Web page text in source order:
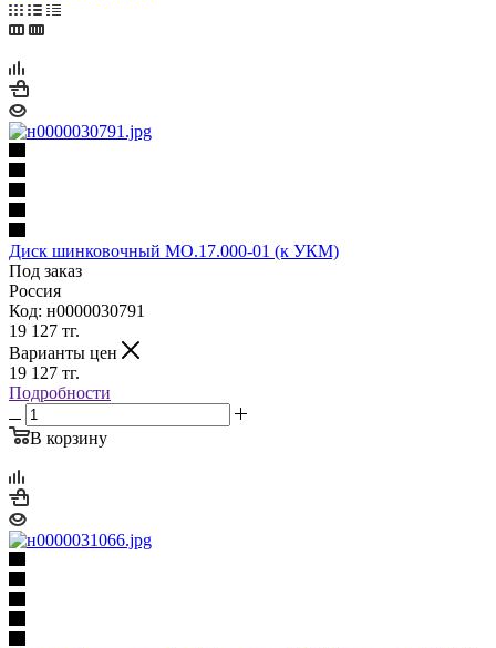
Диск шинковочный МО.17.000-01 (к УКМ)
Под заказ
Россия
Код: н0000030791
19 127 тг.
Варианты цен
19 127 тг.
Подробности
В корзину